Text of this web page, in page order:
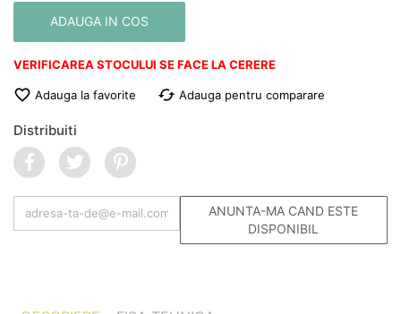
ADAUGA IN COS
VERIFICAREA STOCULUI SE FACE LA CERERE
favorite_border Adauga la favorite cached Adauga pentru comparare
Distribuiti
ANUNTA-MA CAND ESTE
DISPONIBIL